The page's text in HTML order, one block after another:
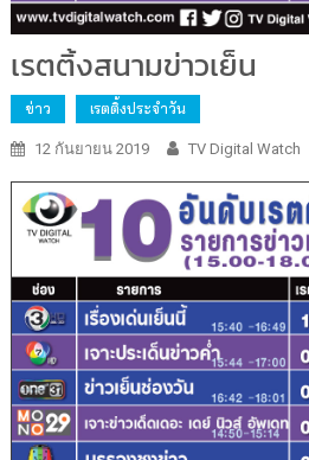
เรตติ้งสนามข่าวเย็น
ข่าว เรตติ้งประจำวัน
12 กันยายน 2019 TV Digital Watch